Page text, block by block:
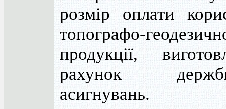
розмір оплати
топографо-
продукції,
рахунок
асигнувань.